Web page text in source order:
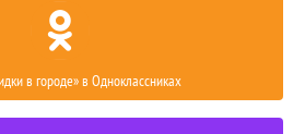
в городе» в Одноклассниках